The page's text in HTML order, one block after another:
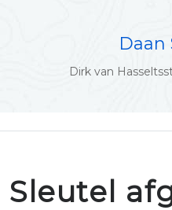
Daan
Dirk van
Sleutel